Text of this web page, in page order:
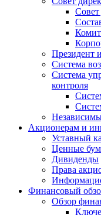
Совет
Президент
Система
Система
контроля
Акционерам и
Уставный
Ценные
Дивиденды
Права
Финансовый
Обзор